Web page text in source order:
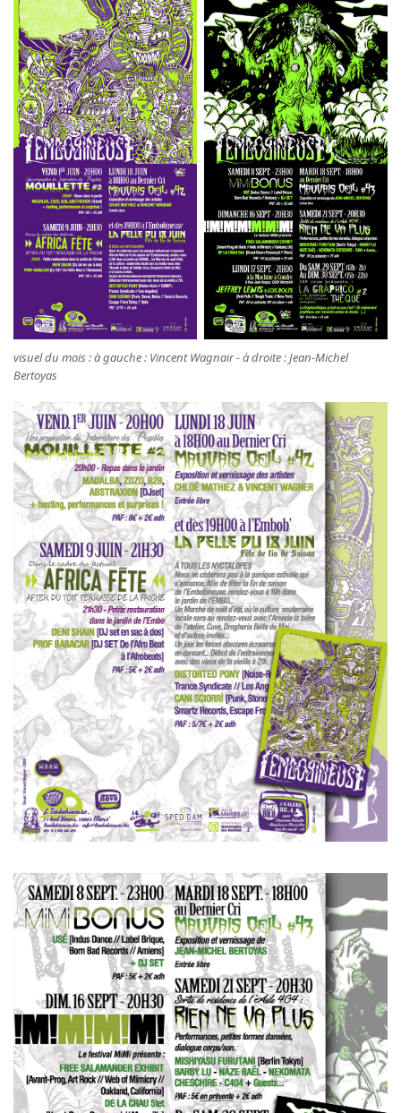
visuel du mois : à gauche : Vincent Wagnair - à droite : Jean-Michel
Bertoyas